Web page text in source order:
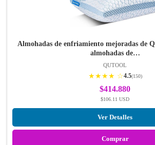
Almohadas de enfriamiento mejoradas de
almohadas de…
QUTOOL
★★★★ ☆4.5(150)
$414.880
$106.11 USD
Ver Detalles
Comprar